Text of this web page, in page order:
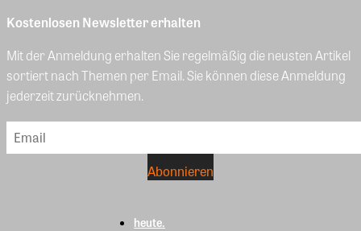
Kostenlosen Newsletter erhalten
Mit der Anmeldung erhalten Sie regelmäßig die neusten Artikel
sortiert nach Themen per Email. Sie können diese Anmeldung
jederzeit zurücknehmen.
heute.